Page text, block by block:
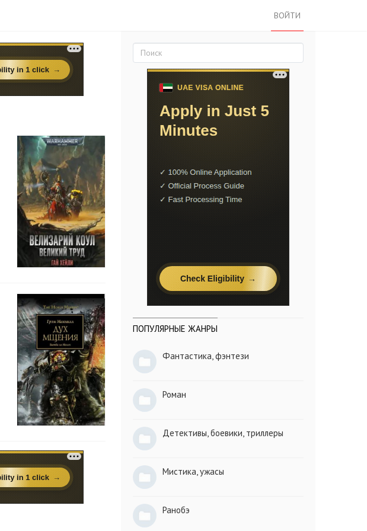
ВОЙТИ
ПОПУЛЯРНЫЕ ЖАНРЫ
Фантастика, фэнтези
Роман
Детективы, боевики, триллеры
Мистика, ужасы
Ранобэ